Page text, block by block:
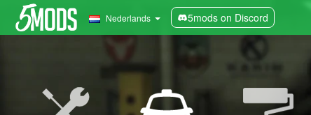
Nederlands 5mods on Discord